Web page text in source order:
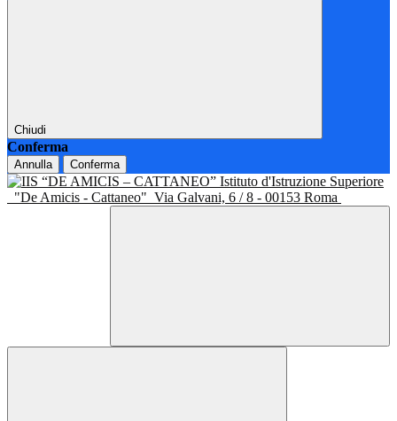
Chiudi
Conferma
Annulla Conferma
Istituto d'Istruzione Superiore
"De Amicis - Cattaneo" Via Galvani, 6 / 8 - 00153 Roma